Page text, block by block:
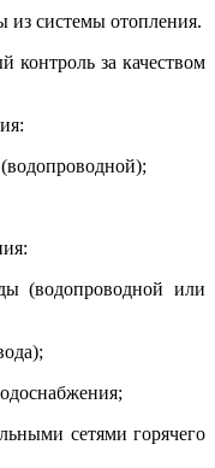
из системы отопления.
контроль за качеством
(водопроводной или
сетями горячего